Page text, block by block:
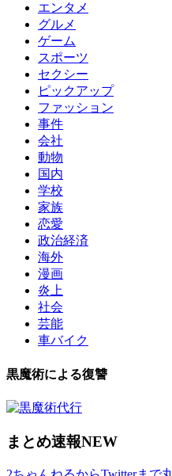
エンタメ
グルメ
ゲーム
スポーツ
セクシー
ピックアップ
ファッション
事件
会社
動物
国内
学校
家族
恋愛
政治経済
海外
漫画
炎上
社会
芸能
車バイク
黒魔術による復讐
まとめ速報NEW